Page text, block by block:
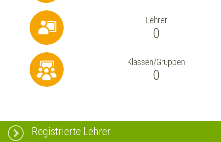
Lehrer
0
Klassen/Gruppen
0
Registrierte Lehrer